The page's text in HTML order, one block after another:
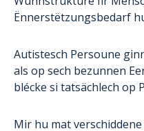
Ënnerstëtzungsbedarf
Autistesch Persoune
als op sech bezunnen
blécke si tatsächlech op
Mir hu mat